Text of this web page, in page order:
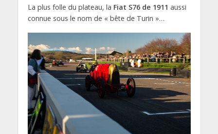
La plus folle du plateau, la Fiat S76 de 1911 aussi
connue sous le nom de « bête de Turin »…